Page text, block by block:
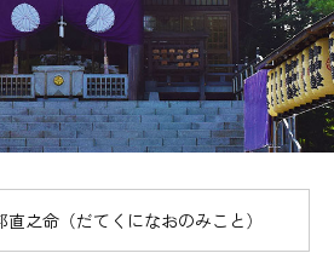
直之命（だてくになおのみこと）